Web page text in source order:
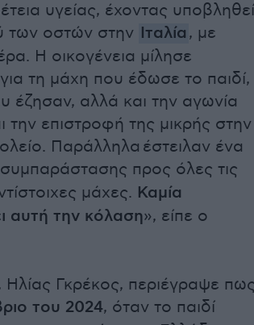
υγείας, έχοντας υποβληθεί
των οστών στην Ιταλία , με
Η οικογένεια μίλησε
τη μάχη που έδωσε το παιδί,
έζησαν, αλλά και την αγωνία
την επιστροφή της μικρής στην
Παράλληλα έστειλαν ένα
προς όλες τις
μάχες. Καμία
αυτή την κόλαση», είπε ο
Γκρέκος, περιέγραψε
του 2024, όταν το παιδί